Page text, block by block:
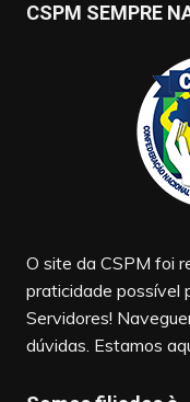
CSPM SEMPRE
O site da CSPM foi
praticidade possível
Servidores!
dúvidas. Estamos